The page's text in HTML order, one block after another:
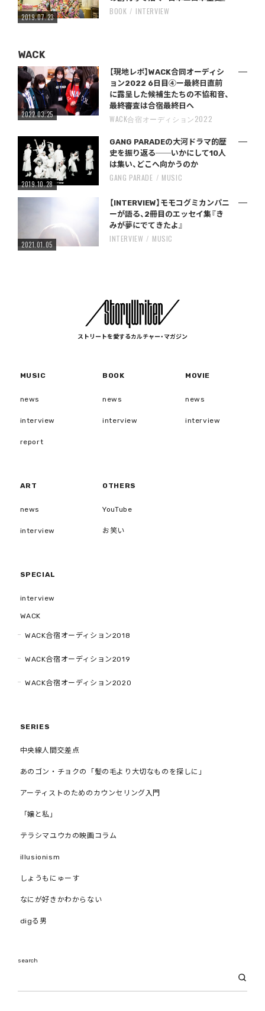
2019.07.23
BOOK INTERVIEW
WACK
2022.03.25
【現地レポ】WACK合同オーディシ
ョン2022 6日目④ー最終日直前
に露呈した候補生たちの不協和音、
最終審査は合宿最終日へ
WACK合宿オーディション2022
2019.10.28
GANG PARADEの大河ドラマ的歴
史を振り返る──いかにして10人
は集い、どこへ向かうのか
GANG PARADE MUSIC
2021.01.05
【INTERVIEW】モモコグミカンパニ
ーが語る、2冊目のエッセイ集『き
みが夢にでてきたよ』
INTERVIEW MUSIC
ストリートを愛するカルチャー・マガジン
MUSIC
news
interview
report
BOOK
news
interview
MOVIE
news
interview
ART
news
interview
OTHERS
YouTube
お笑い
SPECIAL
interview
WACK
WACK合宿オーディション2018
WACK合宿オーディション2019
WACK合宿オーディション2020
SERIES
中央線人間交差点
あのゴン・チョクの「髪の毛より大切なものを探しに」
アーティストのためのカウンセリング入門
「嬢と私」
テラシマユウカの映画コラム
illusionism
しょうもにゅーす
なにが好きかわからない
digる男
search